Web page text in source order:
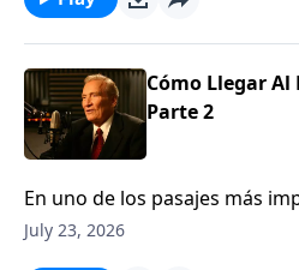
Cómo Llegar
Parte 2
En uno de los pasajes más
ORACIÓN en las Escrituras, el
July 23, 2026